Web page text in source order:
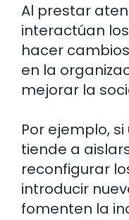
Al prestar
interactúan
hacer
en la
mejorar la
Por ejemplo,
tiende a
reconfigurar
introducir
fomenten la